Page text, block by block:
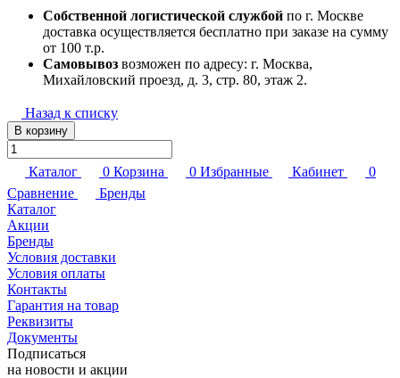
Собственной логистической службой по г. Москве
доставка осуществляется бесплатно при заказе на сумму
от 100 т.р.
Самовывоз возможен по адресу: г. Москва,
Михайловский проезд, д. 3, стр. 80, этаж 2.
Назад к списку
В корзину
Каталог 0 Корзина 0 Избранные Кабинет
0
Сравнение
Бренды
Каталог
Акции
Бренды
Условия доставки
Условия оплаты
Контакты
Гарантия на товар
Реквизиты
Документы
Подписаться
на новости и акции